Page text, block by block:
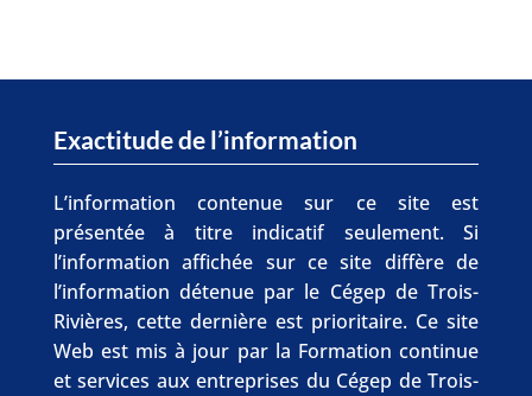
Exactitude de l’information
L’information contenue sur ce site est
présentée à titre indicatif seulement. Si
l’information affichée sur ce site diffère de
l’information détenue par le Cégep de Trois-
Rivières, cette dernière est prioritaire. Ce site
Web est mis à jour par la Formation continue
et services aux entreprises du Cégep de Trois-